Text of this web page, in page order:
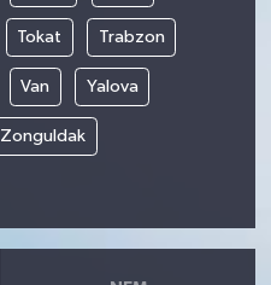
Tokat Trabzon
Van Yalova
Zonguldak